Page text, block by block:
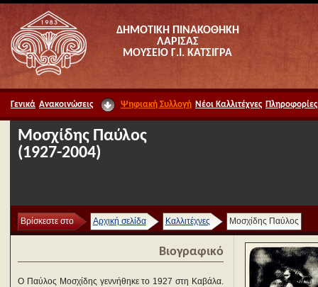
ΔΗΜΟΤΙΚΗ ΠΙΝΑΚΟΘΗΚΗ
ΛΑΡΙΣΑΣ
ΜΟΥΣΕΙΟ Γ.Ι. ΚΑΤΣΙΓΡΑ
Γενικά Ανακοινώσεις Ψηφιακή Συλλογή Νέοι Καλλιτέχνες Πληροφορίες
Μοσχίδης Παύλος
(1927-2004)
Βρίσκεστε στο Αρχική σελίδα Καλλιτέχνες Μοσχίδης Παύλος
Βιογραφικό
Ο Παύλος Μοσχίδης γεννήθηκε το 1927 στη Καβάλα.